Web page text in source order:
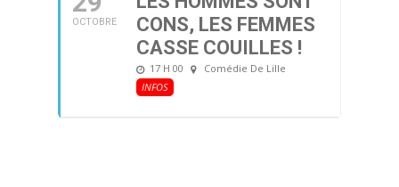
OCTOBRE
CONS, LES FEMMES
CASSE COUILLES !
17 H 00
Comédie De Lille
INFOS